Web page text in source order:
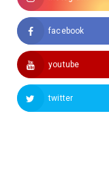
facebook
youtube
twitter